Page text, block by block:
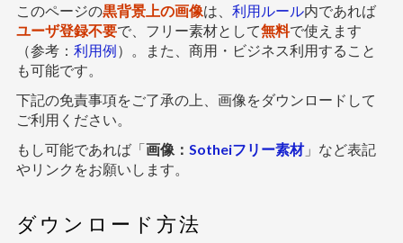
このページの黒背景上の画像は、 利用ルール内であれば
ユーザ登録不要で、フリー素材として無料で使えます
（参考： 利用例）。また、商用・ビジネス利用すること
も可能です。
下記の免責事項をご了承の上、画像をダウンロードして
ご利用ください。
もし可能であれば「画像： Sotheiフリー素材」など表記
やリンクをお願いします。
ダウンロード方法